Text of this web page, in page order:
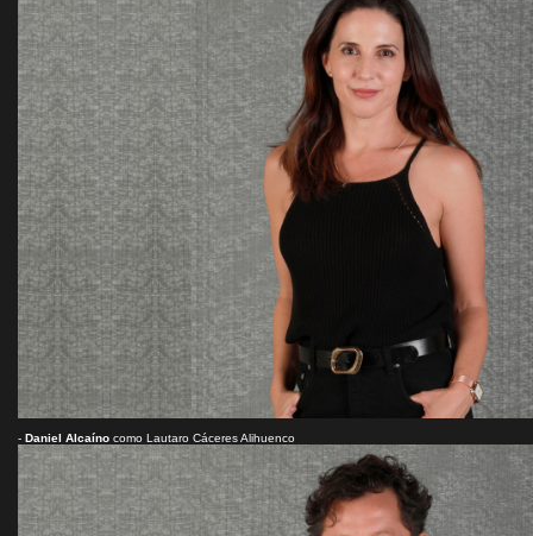
- Daniel Alcaíno como Lautaro Cáceres Alihuenco